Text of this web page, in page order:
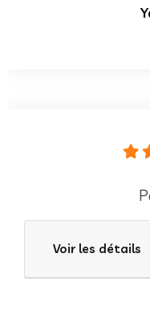
Voir les détails